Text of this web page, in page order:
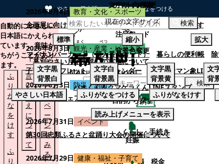
やさしい日本語 ひらがなをつける
本文へスキップする
自動的にやさしい
日本語にかえられ
ています。意味が
ちがうことがあり
ます。
ふ
り
が
な
を
け
す
ふ
り
言
い
替
え
に
つ
い
て
も
と
の
ペ
ー
ジ
を
み
る
検索
くらし・手続き
くらし・手続き
住民票・戸籍
税金
2026年8月4日 教育・文化・スポーツ
企画展に向けて：安東ウメ子さんとの思い出を募集します
2026年8月3日 観光・産業・ビジネス
「幕別やさい月イチ菜」の実施について
2026年8月3日 防災・消防
幕別町防災フェアの開催について
2026年7月31日 イベント
第30回忠類ふるさと盆踊り大会の開催について
2026年7月29日 健康・福祉・子育て
サイト内検索
検索
注目ワード
マイナンバーカード（個人番号カード） 暮らしの便利帳
子育てパンフレット
ごみカレンダー
忠類ナウマン象LINE
パオくん＆クマゲラくんLINEスタンプ
目的から探す
妊娠
文字サイズ変更
現在の文字サイズ
標準
縮小
拡大
背景色変更
文字黒
背景白
文字白
背景黒
文字黒
背景黄
文
背
やさしい日本語
ふりがなをつける ふりがなをけす
読み上げメニューを表示